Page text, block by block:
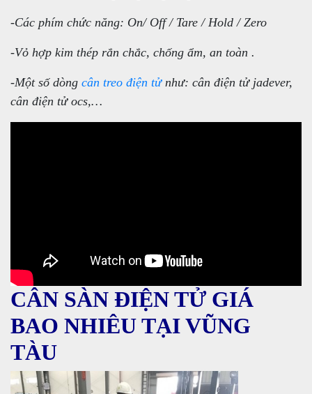
-Các phím chức năng: On/ Off / Tare / Hold / Zero
-Vỏ hợp kim thép rắn chắc, chống ẩm, an toàn .
-Một số dòng cân treo điện tửnhư: cân điện tử jadever,
cân điện tử ocs,…
CÂN SÀN ĐIỆN TỬ GIÁ
BAO NHIÊU TẠI VŨNG
TÀU